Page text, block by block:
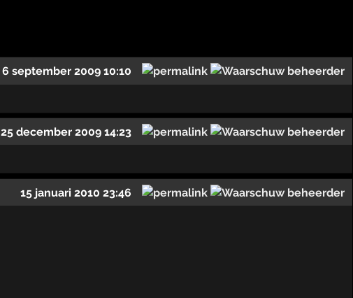
6 september 2009 10:10
25 december 2009 14:23
15 januari 2010 23:46